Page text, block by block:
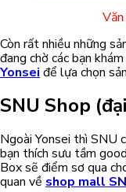
Còn rất nhiều những
đang chờ các bạn
Yonseiđể lựa chọn
SNU Shop
Ngoài Yonsei thì SNU
bạn thích sưu tầm
Box sẽ điểm sơ qua
quan về shop mall